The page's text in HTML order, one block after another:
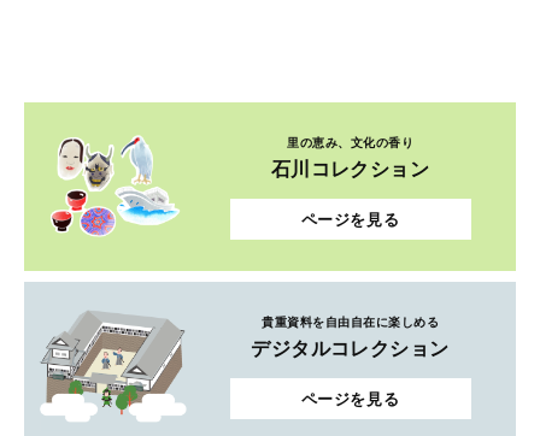
里の恵み、文化の香り
石川コレクション
ページを見る
貴重資料を自由自在に楽しめる
デジタルコレクション
ページを見る